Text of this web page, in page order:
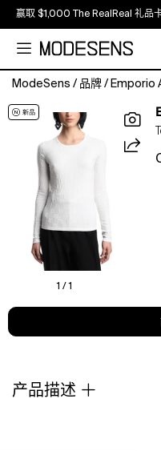
赢取 $1,000 The RealReal 礼品
ModeSens / 品牌 / Emporio
Armani
Top.Color:Solid
White.Size:XS.Material:62%
viscose/38%
polyester.Tops.
1 / 1
产品描述